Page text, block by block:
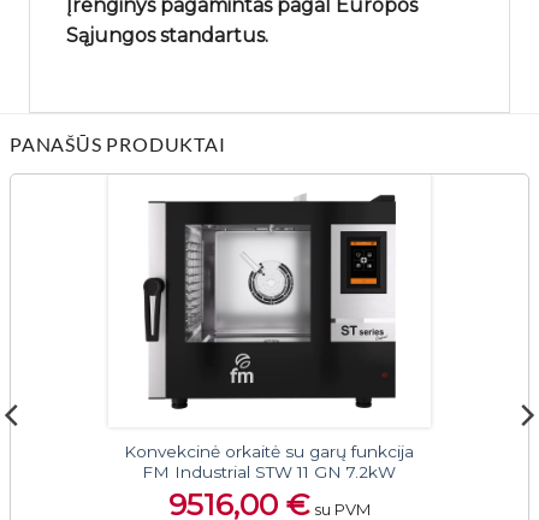
Įrenginys pagamintas pagal Europos
Sąjungos standartus.
PANAŠŪS PRODUKTAI
Konvekcinė orkaitė su garų funkcija
FM Industrial STW 11 GN 7.2kW
9516,00 € su PVM